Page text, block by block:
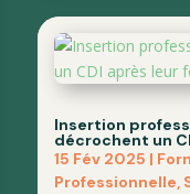
Insertion
décrochent un
15 Fév 2025 |
Professionnelle,